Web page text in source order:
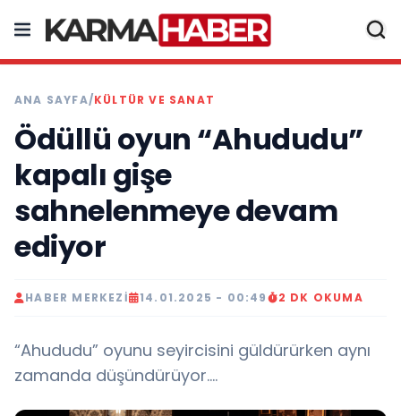
ANA SAYFA/KÜLTÜR VE SANAT
Ödüllü oyun “Ahududu”
kapalı gişe
sahnelenmeye devam
ediyor
HABER MERKEZI 14.01.2025 - 00:49 2 DK OKUMA
“Ahududu” oyunu seyircisini güldürürken aynı
zamanda düşündürüyor....